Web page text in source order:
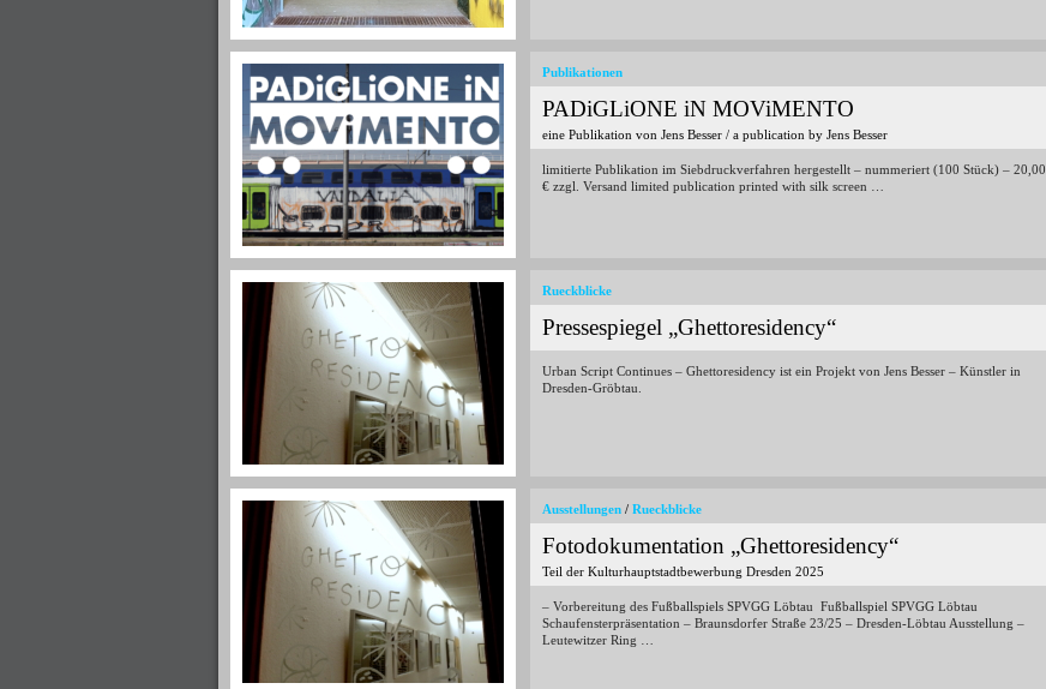
Publikationen
PADiGLiONE iN MOViMENTO
eine Publikation von Jens Besser / a publication by Jens Besser
limitierte Publikation im Siebdruckverfahren hergestellt – nummeriert (100 Stück) – 20,00
€ zzgl. Versand limited publication printed with silk screen …
Rueckblicke
Pressespiegel „Ghettoresidency“
Urban Script Continues – Ghettoresidency ist ein Projekt von Jens Besser – Künstler in
Dresden-Gröbtau.
Ausstellungen / Rueckblicke
Fotodokumentation „Ghettoresidency“
Teil der Kulturhauptstadtbewerbung Dresden 2025
– Vorbereitung des Fußballspiels SPVGG Löbtau Fußballspiel SPVGG Löbtau
Schaufensterpräsentation – Braunsdorfer Straße 23/25 – Dresden-Löbtau Ausstellung –
Leutewitzer Ring …